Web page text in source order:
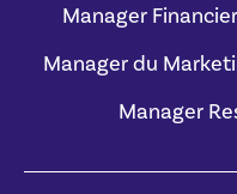
Manager
Manager du
Manager